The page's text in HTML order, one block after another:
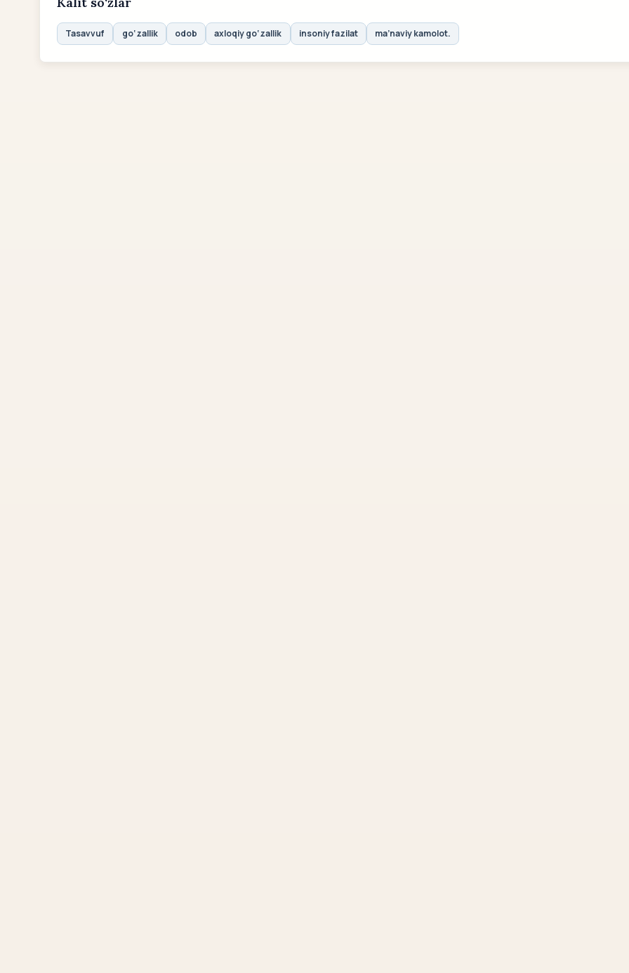
Tasavvuf go‘zallik odob axloqiy go‘zallik insoniy fazilat ma’naviy kamolot.